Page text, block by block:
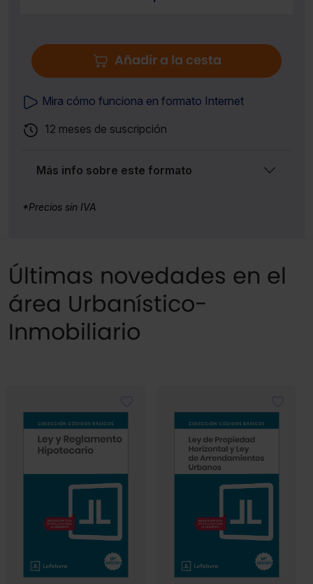
Añadir a la cesta
Mira cómo funciona en formato Internet
12 meses de suscripción
Más info sobre este formato
*Precios sin IVA
Últimas novedades en el
área Urbanístico-
Inmobiliario